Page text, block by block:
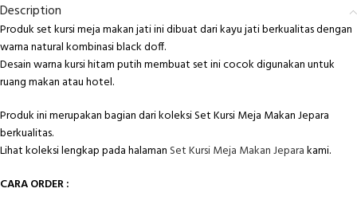
Description
Produk set kursi meja makan jati ini dibuat dari kayu jati berkualitas dengan
warna natural kombinasi black doff.
Desain warna kursi hitam putih membuat set ini cocok digunakan untuk
ruang makan atau hotel.
Produk ini merupakan bagian dari koleksi Set Kursi Meja Makan Jepara
berkualitas.
Lihat koleksi lengkap pada halaman Set Kursi Meja Makan Jeparakami.
CARA ORDER :